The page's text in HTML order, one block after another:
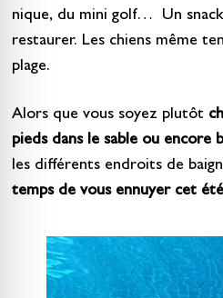
nique, du mini golf… Un
restaurer. Les chiens même
plage.
Alors que vous soyez plutôt
pieds dans le sable ou encore
les différents endroits de
temps de vous ennuyer cet été